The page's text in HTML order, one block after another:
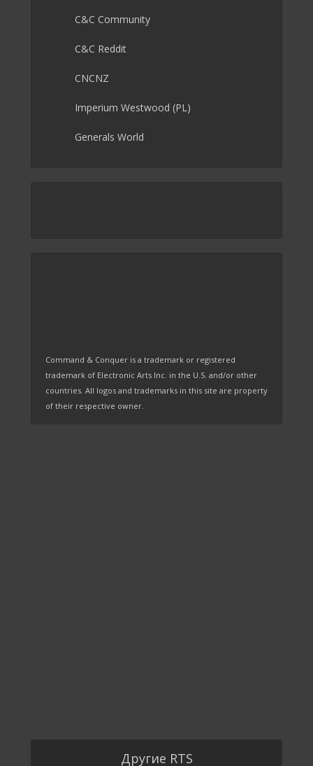
C&C Community
C&C Reddit
CNCNZ
Imperium Westwood (PL)
Generals World
Command & Conquer is a trademark or registered
trademark of Electronic Arts Inc. in the U.S. and/or other
countries. All logos and trademarks in this site are property
of their respective owner.
Другие RTS